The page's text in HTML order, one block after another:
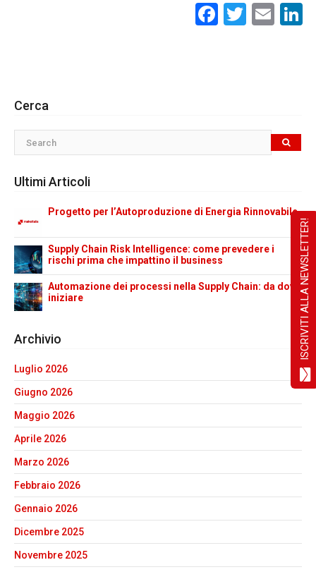
Facebook
Cerca
Ultimi Articoli
Progetto per l’Autoproduzione di Energia Rinnovabile
Supply Chain Risk Intelligence: come prevedere i
rischi prima che impattino il business
Automazione dei processi nella Supply Chain: da dove
iniziare
Archivio
Luglio 2026
Giugno 2026
Maggio 2026
Aprile 2026
Marzo 2026
Febbraio 2026
Gennaio 2026
Dicembre 2025
Novembre 2025
ISCRIVITI ALLA NEWSLETTER!